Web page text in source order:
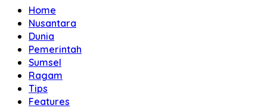
Home
Nusantara
Dunia
Pemerintah
Sumsel
Ragam
Tips
Features